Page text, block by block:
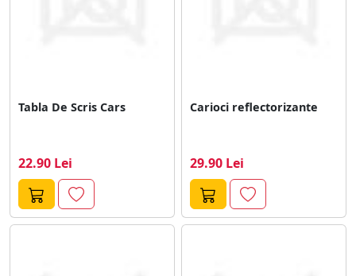
Tabla De Scris Cars
22.90 Lei
Carioci reflectorizante
29.90 Lei